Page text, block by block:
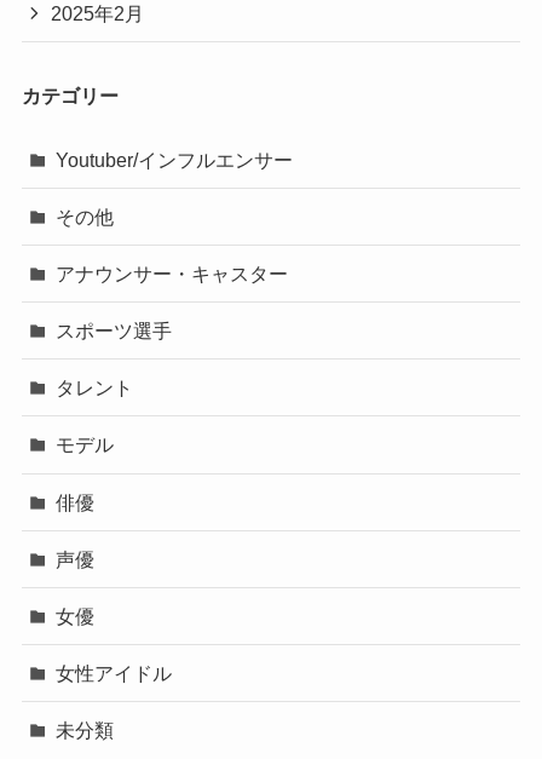
2025年2月
カテゴリー
Youtuber/インフルエンサー
その他
アナウンサー・キャスター
スポーツ選手
タレント
モデル
俳優
声優
女優
女性アイドル
未分類